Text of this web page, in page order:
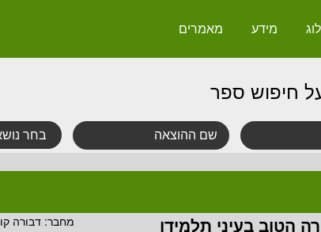
מידע מאמרים
חיפוש ספר
הטוב בעיני תלמידו מחבר: דבורה